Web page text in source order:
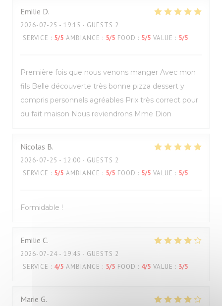
Emilie D
2026-07-25 - 19:15 - GUESTS 2
SERVICE : 5/5 AMBIANCE : 5/5 FOOD : 5/5 VALUE : 5/5
Première fois que nous venons manger Avec mon
fils Belle découverte très bonne pizza dessert y
compris personnels agréables Prix très correct pour
du fait maison Nous reviendrons Mme Dion
Nicolas B
2026-07-25 - 12:00 - GUESTS 2
SERVICE : 5/5 AMBIANCE : 5/5 FOOD : 5/5 VALUE : 5/5
Formidable !
Emilie C
2026-07-24 - 19:45 - GUESTS 2
SERVICE : 4/5 AMBIANCE : 5/5 FOOD : 4/5 VALUE : 3/5
Marie G